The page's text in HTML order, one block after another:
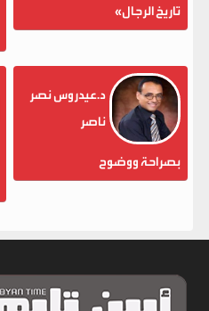
تاريخ الرجال»
د.عيدروس نصر
ناصر
بصراحة ووضوح